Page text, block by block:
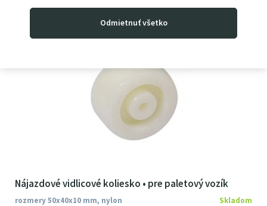
Odmietnuť všetko
€s DPH
Nájazdové vidlicové koliesko • pre paletový vozík
rozmery 50x40x10 mm, nylon Skladom